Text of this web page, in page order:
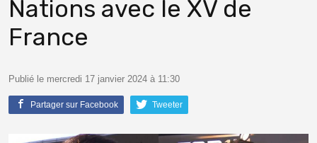
Nations avec le XV de
France
Publié le mercredi 17 janvier 2024 à 11:30
Partager sur Facebook Tweeter